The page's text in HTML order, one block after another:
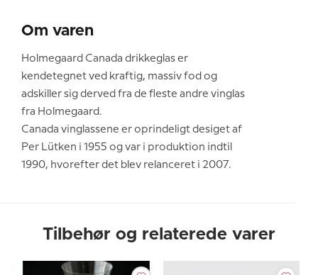
Om varen
Holmegaard Canada drikkeglas er
kendetegnet ved kraftig, massiv fod og
adskiller sig derved fra de fleste andre vinglas
fra Holmegaard.
Canada vinglassene er oprindeligt desiget af
Per Lütken i 1955 og var i produktion indtil
1990, hvorefter det blev relanceret i 2007.
Tilbehør og relaterede varer